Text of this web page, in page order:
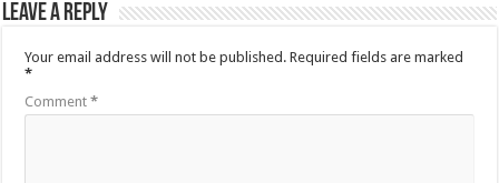
Leave a Reply
Your email address will not be published. Required fields are marked
*
Comment*